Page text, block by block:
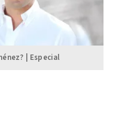
| Especial